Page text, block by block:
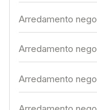
Arredamento
Arredamento
Arredamento